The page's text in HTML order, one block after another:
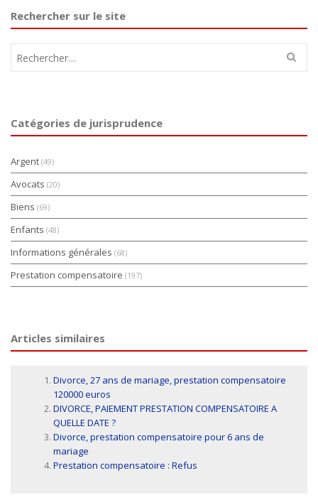
Rechercher sur le site
Catégories de jurisprudence
Argent (49)
Avocats (20)
Biens (69)
Enfants (48)
Informations générales (68)
Prestation compensatoire (197)
Articles similaires
Divorce, 27 ans de mariage, prestation compensatoire
120000 euros
DIVORCE, PAIEMENT PRESTATION COMPENSATOIRE A
QUELLE DATE ?
Divorce, prestation compensatoire pour 6 ans de
mariage
Prestation compensatoire : Refus